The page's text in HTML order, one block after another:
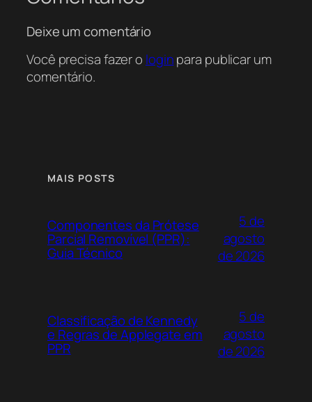
sobre anatomia humana, recomenda-se
recursos do ‘Anatomia Fácil’ de Rogério
Gozzi. Você pode encontrar resumos
Deixe um comentário
Você precisa fazer o loginpara publicar um
comentário.
MAIS POSTS
Componentes da Prótese
Parcial Removível (PPR):
Guia Técnico
5 de
agosto
de 2026
Classificação de Kennedy
e Regras de Applegate em
PPR
5 de
agosto
de 2026